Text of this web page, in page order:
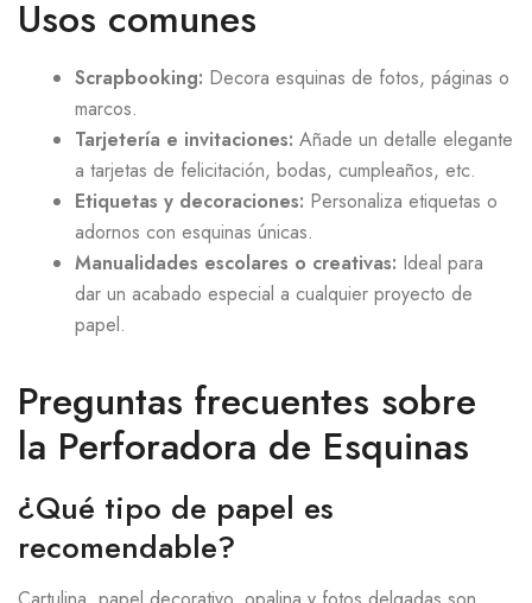
Usos comunes
Scrapbooking: Decora esquinas de fotos, páginas o
marcos.
Tarjetería e invitaciones: Añade un detalle elegante
a tarjetas de felicitación, bodas, cumpleaños, etc.
Etiquetas y decoraciones: Personaliza etiquetas o
adornos con esquinas únicas.
Manualidades escolares o creativas: Ideal para
dar un acabado especial a cualquier proyecto de
papel.
Preguntas frecuentes sobre
la Perforadora de Esquinas
¿Qué tipo de papel es
recomendable?